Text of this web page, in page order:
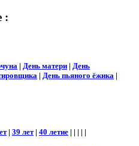
:
| День матери | День
| День пьяного ёжика |
| 39 лет| 40 летие | | | | |